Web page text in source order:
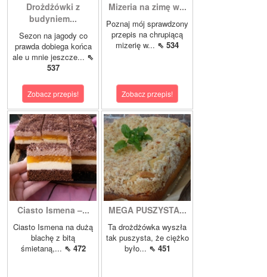
Drożdżówki z
budyniem...
Sezon na jagody co
prawda dobiega końca
ale u mnie jeszcze... ⇖
537
Zobacz przepis!
Mizeria na zimę w...
Poznaj mój sprawdzony
przepis na chrupiącą
mizerię w... ⇖ 534
Zobacz przepis!
Ciasto Ismena –...
Ciasto Ismena na dużą
blachę z bitą
śmietaną,... ⇖ 472
MEGA PUSZYSTA...
Ta drożdżówka wyszła
tak puszysta, że ciężko
było... ⇖ 451